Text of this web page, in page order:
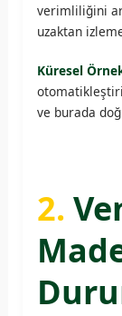
verimliliğini
uzaktan
Küresel
ve burada
2.